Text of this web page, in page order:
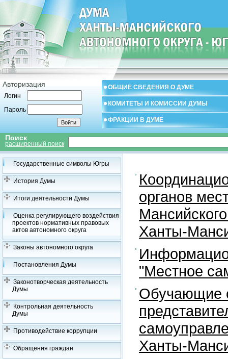
Авторизация
Логин
Пароль
ОБЩИЕ СВЕДЕНИЯ О ДУМЕ
КОМИТЕТЫ И КОМИССИИ ДУМЫ
ФРАКЦИИ В ДУМЕ
Поиск
расширенный поиск
Государственные символы Югры
История Думы
Итоги деятельности Думы
Оценка регулирующего воздействия
проектов нормативных правовых
актов автономного округа
Законы автономного округа
Постановления Думы
Законотворческая деятельность
Думы
Контрольная деятельность
Думы
Противодействие коррупции
Обращения граждан
органов
Ханты-
"Местное
Обучающие
Ханты-